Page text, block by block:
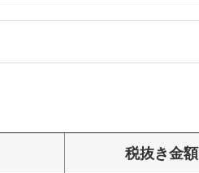
税抜き金額